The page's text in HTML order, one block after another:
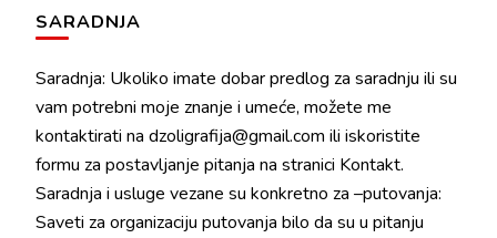
SARADNJA
Saradnja: Ukoliko imate dobar predlog za saradnju ili su
vam potrebni moje znanje i umeće, možete me
kontaktirati na dzoligrafija@gmail.com ili iskoristite
formu za postavljanje pitanja na stranici Kontakt.
Saradnja i usluge vezane su konkretno za –putovanja:
Saveti za organizaciju putovanja bilo da su u pitanju